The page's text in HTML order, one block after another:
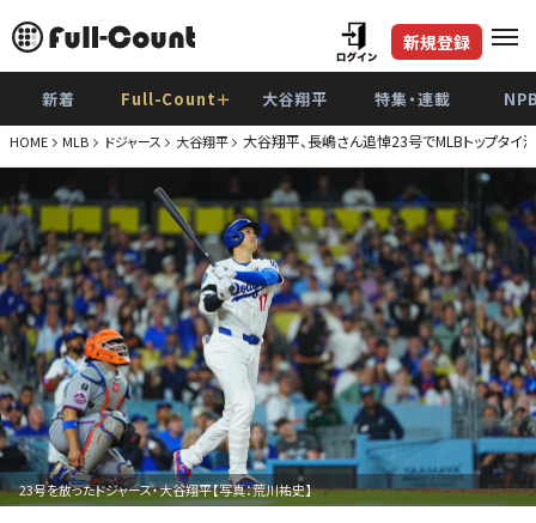
新規登録
新着 Full-Count＋ 大谷翔平 特集・連載
HOME MLB ドジャース 大谷翔平 大谷翔平、長嶋さん追悼23号でMLBトップタ
23号を放ったドジャース・大谷翔平【写真：荒川祐史】